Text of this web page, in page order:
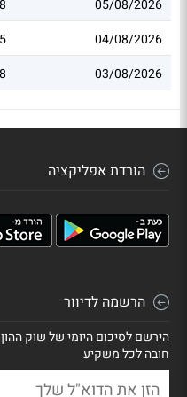
05/08/2026
04/08/2026
03/08/2026
הורדת אפליקציה
הרשמה לדיוור
הירשם לסיכום היומי של שוק
חובה לכל משקיע